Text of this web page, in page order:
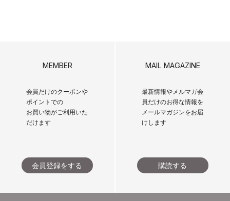
MEMBER
会員だけのクーポンや
ポイントでの
お買い物がご利用いた
だけます
会員登録をする
MAIL MAGAZINE
最新情報やメルマガ会
員だけのお得な情報を
メールマガジンをお届
けします
購読する